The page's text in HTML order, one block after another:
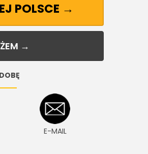
POLSCE →
→
E-MAIL